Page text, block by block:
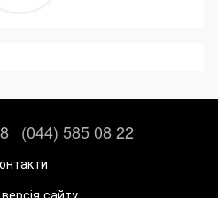
(044) 585 08 22
сайту